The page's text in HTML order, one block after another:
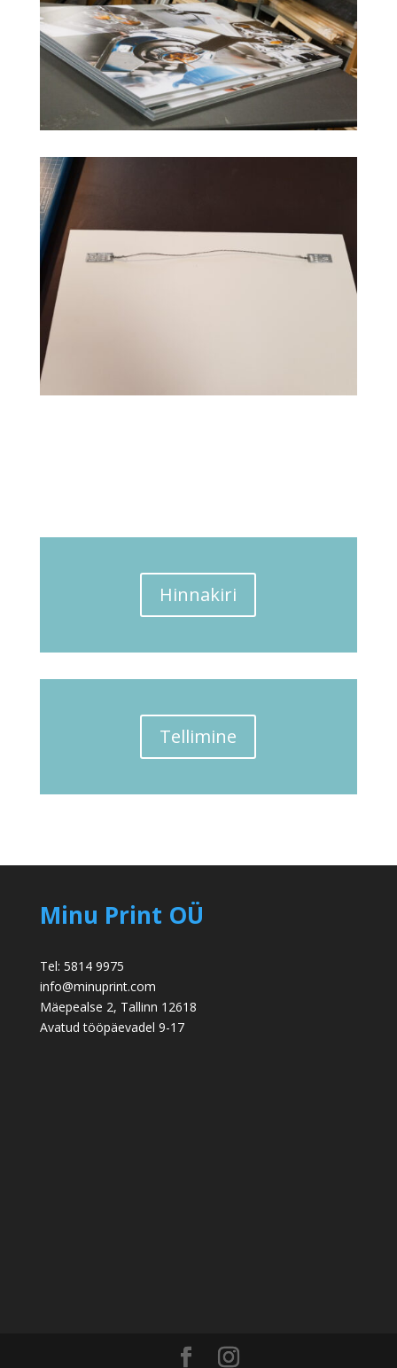
Hinnakiri
Tellimine
Minu Print OÜ
Tel: 5814 9975
info@minuprint.com
Mäepealse 2, Tallinn 12618
Avatud tööpäevadel 9-17